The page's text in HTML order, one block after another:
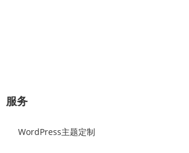
服务
WordPress主题定制